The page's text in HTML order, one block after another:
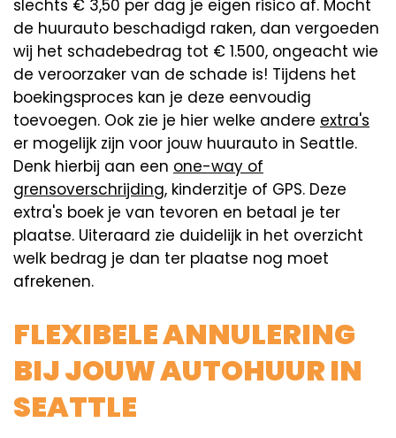
slechts € 3,50 per dag je eigen risico af. Mocht
de huurauto beschadigd raken, dan vergoeden
wij het schadebedrag tot € 1.500, ongeacht wie
de veroorzaker van de schade is! Tijdens het
boekingsproces kan je deze eenvoudig
toevoegen. Ook zie je hier welke andere extra's
er mogelijk zijn voor jouw huurauto in Seattle.
Denk hierbij aan een one-way of
grensoverschrijding, kinderzitje of GPS. Deze
extra's boek je van tevoren en betaal je ter
plaatse. Uiteraard zie duidelijk in het overzicht
welk bedrag je dan ter plaatse nog moet
afrekenen.
FLEXIBELE ANNULERING
BIJ JOUW AUTOHUUR IN
SEATTLE